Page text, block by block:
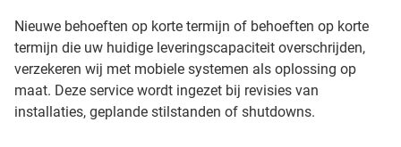
Nieuwe behoeften op korte termijn of behoeften op korte
termijn die uw huidige leveringscapaciteit overschrijden,
verzekeren wij met mobiele systemen als oplossing op
maat. Deze service wordt ingezet bij revisies van
installaties, geplande stilstanden of shutdowns.